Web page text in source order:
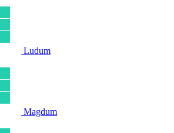
Ludum
Magdum